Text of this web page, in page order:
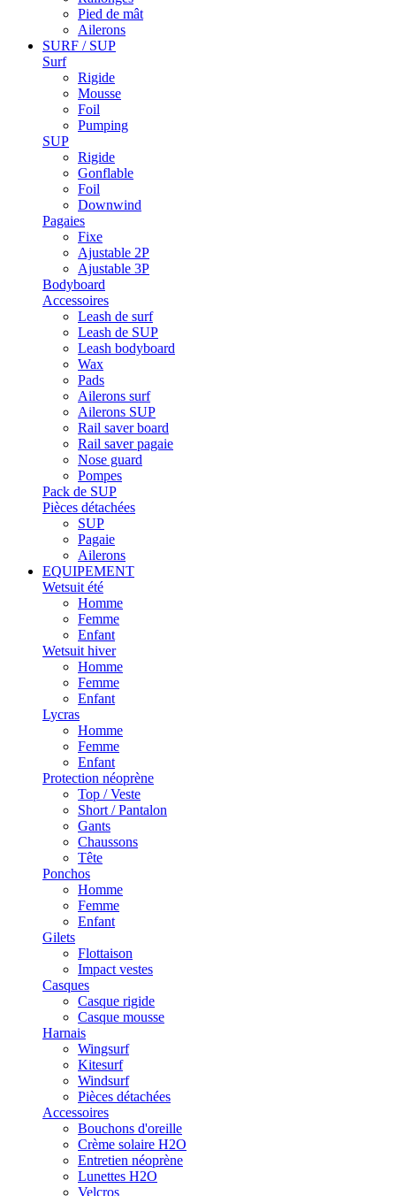
Pied de mât
Ailerons
SURF / SUP
Surf
Rigide
Mousse
Foil
Pumping
SUP
Rigide
Gonflable
Foil
Downwind
Pagaies
Fixe
Ajustable 2P
Ajustable 3P
Bodyboard
Accessoires
Leash de surf
Leash de SUP
Leash bodyboard
Wax
Pads
Ailerons surf
Ailerons SUP
Rail saver board
Rail saver pagaie
Nose guard
Pompes
Pack de SUP
Pièces détachées
SUP
Pagaie
Ailerons
EQUIPEMENT
Wetsuit été
Homme
Femme
Enfant
Wetsuit hiver
Homme
Femme
Enfant
Lycras
Homme
Femme
Enfant
Protection néoprène
Top / Veste
Short / Pantalon
Gants
Chaussons
Tête
Ponchos
Homme
Femme
Enfant
Gilets
Flottaison
Impact vestes
Casques
Casque rigide
Casque mousse
Harnais
Wingsurf
Kitesurf
Windsurf
Pièces détachées
Accessoires
Bouchons d'oreille
Crème solaire H2O
Entretien néoprène
Lunettes H2O
Velcros